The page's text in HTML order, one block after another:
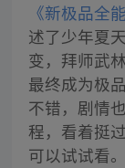
《新极品全
述了少年夏
变，拜师武
最终成为极
不错，剧情
程，看着挺
可以试试看。